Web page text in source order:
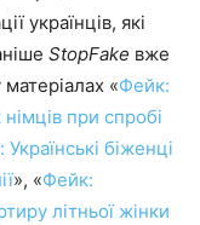
українців, які
StopFake вже
«Фейк:
при спробі
біженці
», «Фейк:
літньої жінки